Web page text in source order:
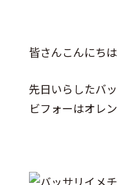
皆さんこんにちは
先日いらしたバ
ビフォーはオレ